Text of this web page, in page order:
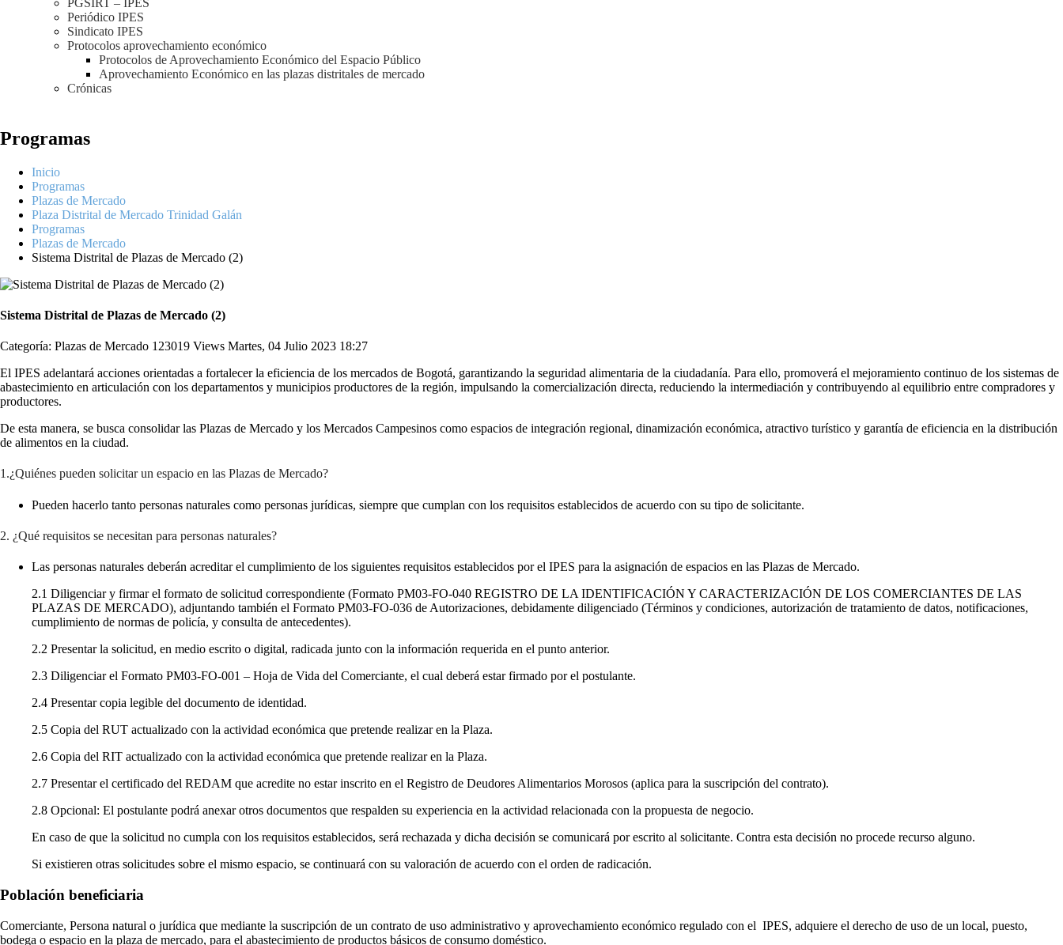
Periódico IPES
Sindicato IPES
Protocolos aprovechamiento económico
Protocolos de Aprovechamiento Económico del Espacio Público
Aprovechamiento Económico en las plazas distritales de mercado
Crónicas
Programas
Inicio
Programas
Plazas de Mercado
Plaza Distrital de Mercado Trinidad Galán
Programas
Plazas de Mercado
Sistema Distrital de Plazas de Mercado (2)
Sistema Distrital de Plazas de Mercado (2)
Categoría: Plazas de Mercado 123019 Views Martes, 04 Julio 2023 18:27
El IPES adelantará acciones orientadas a fortalecer la eficiencia de los mercados de Bogotá, garantizando la seguridad alimentaria de la ciudadanía. Para ello, promoverá el mejoramiento continuo de los sistemas de
abastecimiento en articulación con los departamentos y municipios productores de la región, impulsando la comercialización directa, reduciendo la intermediación y contribuyendo al equilibrio entre compradores y
productores.
De esta manera, se busca consolidar las Plazas de Mercado y los Mercados Campesinos como espacios de integración regional, dinamización económica, atractivo turístico y garantía de eficiencia en la distribución
de alimentos en la ciudad.
1.¿Quiénes pueden solicitar un espacio en las Plazas de Mercado?
Pueden hacerlo tanto personas naturales como personas jurídicas, siempre que cumplan con los requisitos establecidos de acuerdo con su tipo de solicitante.
2. ¿Qué requisitos se necesitan para personas naturales?
Las personas naturales deberán acreditar el cumplimiento de los siguientes requisitos establecidos por el IPES para la asignación de espacios en las Plazas de Mercado.
2.1 Diligenciar y firmar el formato de solicitud correspondiente (Formato PM03-FO-040 REGISTRO DE LA IDENTIFICACIÓN Y CARACTERIZACIÓN DE LOS COMERCIANTES DE LAS
PLAZAS DE MERCADO), adjuntando también el Formato PM03-FO-036 de Autorizaciones, debidamente diligenciado (Términos y condiciones, autorización de tratamiento de datos, notificaciones,
cumplimiento de normas de policía, y consulta de antecedentes).
2.2 Presentar la solicitud, en medio escrito o digital, radicada junto con la información requerida en el punto anterior.
2.3 Diligenciar el Formato PM03-FO-001 – Hoja de Vida del Comerciante, el cual deberá estar firmado por el postulante.
2.4 Presentar copia legible del documento de identidad.
2.5 Copia del RUT actualizado con la actividad económica que pretende realizar en la Plaza.
2.6 Copia del RIT actualizado con la actividad económica que pretende realizar en la Plaza.
2.7 Presentar el certificado del REDAM que acredite no estar inscrito en el Registro de Deudores Alimentarios Morosos (aplica para la suscripción del contrato).
2.8 Opcional: El postulante podrá anexar otros documentos que respalden su experiencia en la actividad relacionada con la propuesta de negocio.
En caso de que la solicitud no cumpla con los requisitos establecidos, será rechazada y dicha decisión se comunicará por escrito al solicitante. Contra esta decisión no procede recurso alguno.
Si existieren otras solicitudes sobre el mismo espacio, se continuará con su valoración de acuerdo con el orden de radicación.
Población beneficiaria
Comerciante, Persona natural o jurídica que mediante la suscripción de un contrato de uso administrativo y aprovechamiento económico regulado con el IPES, adquiere el derecho de uso de un local, puesto,
bodega o espacio en la plaza de mercado, para el abastecimiento de productos básicos de consumo doméstico.